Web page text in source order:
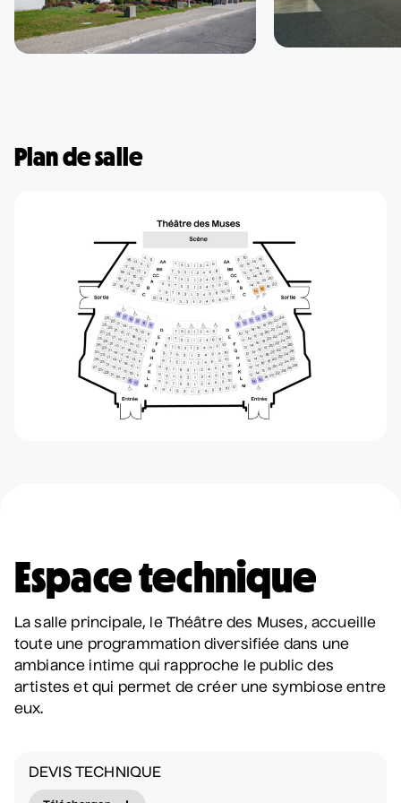
Salle André-Mathieu
Après-midi
Salle André-Mathieu
Maude Landry
• Trop cool
3 septembre 2026• 19 h 30
Salle André-Mathieu
Korine Côté, Gabrielle
Caron, Rolly Assal
• Korine Côté et invités
• 20 h 00
Salle André-Mathieu
Véronic DiCaire
• Nouveau spectacle
6 septembre 2026 • 15 h 00
Patrick Norman et
Plan de salle
Espace technique
La salle principale, le Théâtre des Muses, accueille
toute une programmation diversifiée dans une
ambiance intime qui rapproche le public des
artistes et qui permet de créer une symbiose entre
eux.
DEVIS TECHNIQUE